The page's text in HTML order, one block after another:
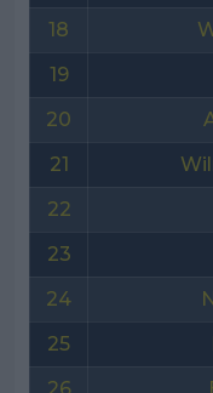
18
19
20
21
22
23
24
25